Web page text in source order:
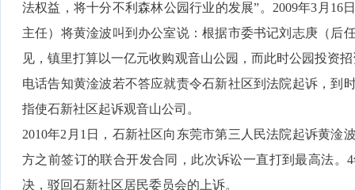
法权益，将十分不利森林公园行业的发展”。2009年3月16
主任）将黄淦波叫到办公室说：根据市委书记刘志庚（后
见，镇里打算以一亿元收购观音山公园，而此时公园投资
电话告知黄淦波若不答应就责令石新社区到法院起诉，到
指使石新社区起诉观音山公司。
2010年2月1日，石新社区向东莞市第三人民法院起诉黄淦
方之前签订的联合开发合同，此次诉讼一直打到最高法
决，驳回石新社区居民委员会的上诉。